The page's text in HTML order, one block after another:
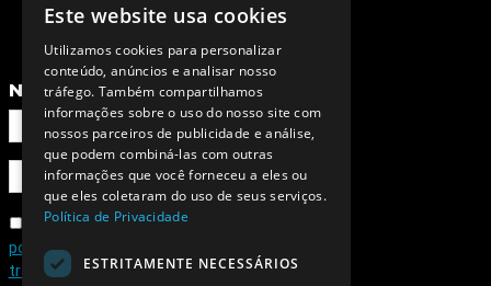
NEWSLETTER
Concordo com a
política de privacidade e de
tratamento de dados pessoais
PORTUGUESE
ENGLISH
Este website usa cookies
Utilizamos cookies para personalizar
conteúdo, anúncios e analisar nosso
tráfego. Também compartilhamos
informações sobre o uso do nosso site com
nossos parceiros de publicidade e análise,
que podem combiná-las com outras
informações que você forneceu a eles ou
que eles coletaram do uso de seus serviços.
Política de Privacidade
ESTRITAMENTE NECESSÁRIOS